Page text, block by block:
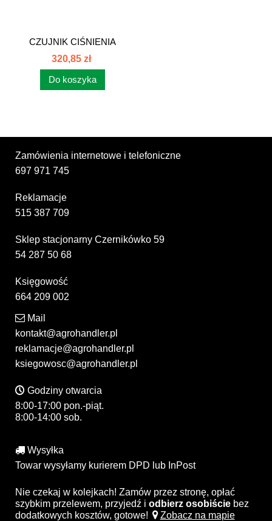
CZUJNIK CIŚNIENIA
OLEJU JOHN...
320,85 zł
Do koszyka
Zamówienia internetowe i telefoniczne
697 971 745
Reklamacje
515 387 709
Sklep stacjonarny Czernikówko 59
54 287 50 68
Księgowość
664 209 002
Mail
kontakt@agrohandler.pl
reklamacje@agrohandler.pl
ksiegowosc@agrohandler.pl
Godziny otwarcia
8:00-17:00 pon.-piąt.
8:00-14:00 sob.
Wysyłka
Towar wysyłamy kurierem DPD lub InPost
Nie czekaj w kolejkach! Zamów przez stronę, opłać
szybkim przelewem, przyjedź i odbierz osobiście bez
dodatkowych kosztów, gotowe!
Zobacz na mapie